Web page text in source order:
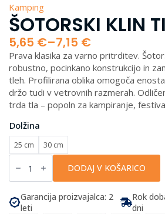
Kamping
ŠOTORSKI KLIN
5,65 €–7,15 €
Cenovni
razpon:
od
5,65 €
do
Prava klasika za varno pritrditev.
robustno, pocinkano konstrukcijo in
tleh. Profilirana oblika omogoča
držo tudi v vetrovnih razmerah.
trda tla – popoln za kampiranje,
Dolžina
25 cm 30 cm
Šotorski
klin
količina
DODAJ V KOŠARICO
Garancija proizvajalca: 2
leti
Rok
dni